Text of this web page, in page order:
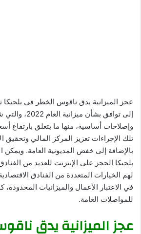
عجز الميزانية يدق ناقوس الخطر في
إلى توافق بشأن
وإصلاحات أساسية، منها ما يتعلق بارتفاع
تلك الإجراءات تعزيز المركز المالي وتحقيق
بالإضافة إلى خفض المديونية العامة. ويمكن
بلجيكا الحجز على الإنترنت للعديد من
لهم الخيارات المتعددة من الفنادق
في الاعتبار الأعمال والميزانيات المحدودة،
للمواصلات العامة.
عجز الميزانية يدق